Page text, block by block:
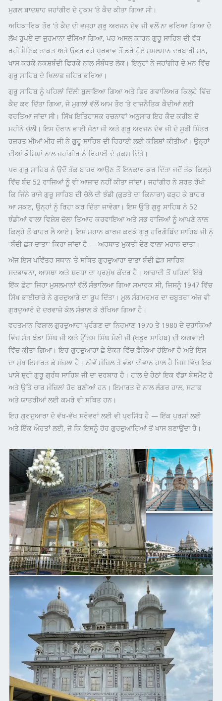
ਮੁਗਲ ਬਾਦਸ਼ਾਹ ਜਹਾਂਗੀਰ ਦੇ ਹੁਕਮ ‘ਤੇ ਕੈਦ ਕੀਤਾ ਗਿਆ ਸੀ।
ਅਧਿਕਾਰਿਕ ਤੌਰ ‘ਤੇ ਕੈਦ ਦੀ ਵਜ੍ਹਾ ਗੁਰੂ ਅਰਜਨ ਦੇਵ ਜੀ ਵਲੋਂ ਨਾ ਭਰਿਆ ਗਿਆ ਦੋ
ਲੱਖ ਰੁਪਏ ਦਾ ਜੁਰਮਾਨਾ ਦੱਸਿਆ ਗਿਆ, ਪਰ ਅਸਲ ਕਾਰਨ ਗੁਰੂ ਸਾਹਿਬ ਦੀ ਵੱਧ
ਰਹੀ ਸੈਣਿਕ ਤਾਕਤ ਅਤੇ ਉਭਰ ਰਹੇ ਪ੍ਰਭਾਵ ਤੋਂ ਡਰੇ ਹੋਏ ਮੁਸਲਮਾਨ ਦਰਬਾਰੀ ਸਨ,
ਖਾਸ ਕਰਕੇ ਨਕਸ਼ਬੰਦੀ ਫਿਰਕੇ ਨਾਲ ਸੰਬੰਧਤ ਲੋਕ। ਇਨ੍ਹਾਂ ਨੇ ਜਹਾਂਗੀਰ ਦੇ ਮਨ ਵਿੱਚ
ਗੁਰੂ ਸਾਹਿਬ ਦੇ ਖਿਲਾਫ ਜ਼ਹਿਰ ਭਰਿਆ।
ਗੁਰੂ ਸਾਹਿਬ ਨੂੰ ਪਹਿਲਾਂ ਦਿੱਲੀ ਬੁਲਾਇਆ ਗਿਆ ਅਤੇ ਫਿਰ ਗਵਾਲਿਅਰ ਕਿਲ੍ਹੇ ਵਿੱਚ
ਕੈਦ ਕਰ ਦਿੱਤਾ ਗਿਆ, ਜੋ ਮੁਗਲਾਂ ਵੱਲੋਂ ਆਮ ਤੌਰ ‘ਤੇ ਰਾਜਨੈਤਿਕ ਕੈਦੀਆਂ ਲਈ
ਵਰਤਿਆ ਜਾਂਦਾ ਸੀ। ਸਿੱਖ ਇਤਿਹਾਸਕ ਰਚਨਾਵਾਂ ਅਨੁਸਾਰ ਇਹ ਕੈਦ ਕਰੀਬ ਦੋ
ਮਹੀਨੇ ਚੱਲੀ। ਇਸ ਦੌਰਾਨ ਭਾਈ ਜੇਠਾ ਜੀ ਅਤੇ ਗੁਰੂ ਅਰਜਨ ਦੇਵ ਜੀ ਦੇ ਸੂਫੀ ਮਿੱਤਰ
ਹਜ਼ਰਤ ਮੀਆਂ ਮੀਰ ਜੀ ਨੇ ਗੁਰੂ ਸਾਹਿਬ ਦੀ ਰਿਹਾਈ ਲਈ ਕੋਸ਼ਿਸ਼ਾਂ ਕੀਤੀਆਂ। ਉਨ੍ਹਾਂ
ਦੀਆਂ ਕੋਸ਼ਿਸ਼ਾਂ ਨਾਲ ਜਹਾਂਗੀਰ ਨੇ ਰਿਹਾਈ ਦੇ ਹੁਕਮ ਦਿੱਤੇ।
ਪਰ ਗੁਰੂ ਸਾਹਿਬ ਨੇ ਉਦੋਂ ਤੱਕ ਬਾਹਰ ਆਉਣ ਤੋਂ ਇਨਕਾਰ ਕਰ ਦਿੱਤਾ ਜਦੋਂ ਤੱਕ ਕਿਲ੍ਹੇ
ਵਿੱਚ ਬੰਦ 52 ਰਾਜਿਆਂ ਨੂੰ ਵੀ ਆਜ਼ਾਦ ਨਹੀਂ ਕੀਤਾ ਜਾਂਦਾ। ਜਹਾਂਗੀਰ ਨੇ ਸ਼ਰਤ ਰੱਖੀ
ਕਿ ਜਿੰਨੇ ਰਾਜੇ ਗੁਰੂ ਸਾਹਿਬ ਦੀ ਚੋਲੇ ਦੀ ਝੰਡੀ (ਕੁੜਤੇ ਦਾ ਕਿਨਾਰਾ)ਫੜ੍ਹ ਕੇ ਬਾਹਰ
ਆ ਸਕਣ, ਉਨ੍ਹਾਂ ਨੂੰ ਰਿਹਾ ਕਰ ਦਿੱਤਾ ਜਾਵੇਗਾ। ਇਸ ਉੱਤੇ ਗੁਰੂ ਸਾਹਿਬ ਨੇ 52
ਝੰਡੀਆਂ ਵਾਲਾ ਵਿਸ਼ੇਸ਼ ਚੋਲਾ ਤਿਆਰ ਕਰਵਾਇਆ ਅਤੇ ਸਭ ਰਾਜਿਆਂ ਨੂੰ ਆਪਣੇ ਨਾਲ
ਕਿਲ੍ਹੇ ਤੋਂ ਬਾਹਰ ਲੈ ਆਏ। ਇਸ ਮਹਾਨ ਕਾਰਜ ਕਰਕੇ ਗੁਰੂ ਹਰਿਗੋਬਿੰਦ ਸਾਹਿਬ ਜੀ ਨੂੰ
“ਬੰਦੀ ਛੋੜ ਦਾਤਾ” ਕਿਹਾ ਜਾਂਦਾ ਹੈ — ਅਰਥਾਤ ਮੁਕਤੀ ਦੇਣ ਵਾਲਾ ਮਹਾਨ ਦਾਤਾ।
ਅੱਜ ਇਸ ਪਵਿੱਤਰ ਸਥਾਨ ‘ਤੇ ਸਥਿਤ ਗੁਰਦੁਆਰਾ ਦਾਤਾ ਬੰਦੀ ਛੋੜ ਸਾਹਿਬ
ਸਦਭਾਵਨਾ, ਆਸਥਾ ਅਤੇ ਸ਼ਰਧਾ ਦਾ ਪ੍ਰਮੁੱਖ ਕੇਂਦਰ ਹੈ। ਆਜ਼ਾਦੀ ਤੋਂ ਪਹਿਲਾਂ ਇੱਥੇ
ਇੱਕ ਛੋਟਾ ਜਿਹਾ ਮੁਸਲਮਾਨਾਂ ਵੱਲੋਂ ਸੰਭਾਲਿਆ ਗਿਆ ਸਮਾਰਕ ਸੀ, ਜਿਸਨੂੰ 1947 ਵਿੱਚ
ਸਿੱਖ ਭਾਈਚਾਰੇ ਨੇ ਗੁਰਦੁਆਰੇ ਦਾ ਰੂਪ ਦਿੱਤਾ। ਮੂਲ ਸੰਗਮਰਮਰ ਦਾ ਚਬੂਤਰਾ ਅੱਜ ਵੀ
ਗੁਰਦੁਆਰੇ ਦੇ ਦਰਵਾਜ਼ੇ ਕੋਲ ਸੰਭਾਲ ਕੇ ਰੱਖਿਆ ਗਿਆ ਹੈ।
ਵਰਤਮਾਨ ਵਿਸ਼ਾਲ ਗੁਰਦੁਆਰਾ ਪ੍ਰੰਗਣ ਦਾ ਨਿਰਮਾਣ 1970 ਤੇ 1980 ਦੇ ਦਹਾਕਿਆਂ
ਵਿੱਚ ਸੰਤ ਝੰਡਾ ਸਿੰਘ ਜੀ ਅਤੇ ਉੱਤਮ ਸਿੰਘ ਮੌਣੀ ਜੀ (ਖਡੂਰ ਸਾਹਿਬ) ਦੀ ਅਗਵਾਈ
ਵਿੱਚ ਕੀਤਾ ਗਿਆ। ਇਹ ਗੁਰਦੁਆਰਾ ਛੇ ਏਕੜ ਵਿੱਚ ਫੈਲਿਆ ਹੋਇਆ ਹੈ ਅਤੇ ਇਸ
ਦਾ ਮੁੱਖ ਇਮਾਰਤ ਛੇ ਮੰਜ਼ਲਾ ਹੈ। ਨੀਵੇਂ ਮੰਜ਼ਿਲ ਤੇ ਵੱਡਾ ਦੀਵਾਨ ਹਾਲ ਹੈ ਜਿਸ ਵਿੱਚ ਇਕ
ਪਾਸੇ ਸ਼੍ਰੀ ਗੁਰੂ ਗ੍ਰੰਥ ਸਾਹਿਬ ਜੀ ਦਾ ਦਰਬਾਰ ਹੈ। ਹਾਲ ਦੇ ਹੇਠਾਂ ਇਕ ਵੱਡਾ ਬੇਸਮੈਂਟ ਹੈ
ਅਤੇ ਉੱਤੇ ਚਾਰ ਮੰਜ਼ਿਲਾਂ ਹੋਰ ਬਣੀਆਂ ਹਨ। ਇਮਾਰਤ ਦੇ ਨਾਲ ਲੰਗਰ ਹਾਲ, ਸਟਾਫ
ਅਤੇ ਯਾਤਰੀਆਂ ਲਈ ਕਮਰੇ ਵੀ ਸਥਿਤ ਹਨ।
ਇਹ ਗੁਰਦੁਆਰਾ ਦੋ ਵੱਖ-ਵੱਖ ਸਰੋਵਰਾਂ ਲਈ ਵੀ ਪ੍ਰਸਿੱਧ ਹੈ — ਇੱਕ ਪੁਰਸ਼ਾਂ ਲਈ
ਅਤੇ ਇੱਕ ਔਰਤਾਂ ਲਈ, ਜੋ ਕਿ ਇਸਨੂੰ ਹੋਰ ਗੁਰਦੁਆਰਿਆਂ ਤੋਂ ਖਾਸ ਬਣਾਉਂਦਾ ਹੈ।